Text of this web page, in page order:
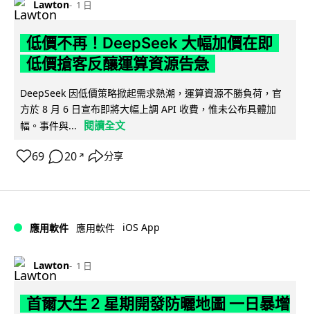
Lawton 1 日
低價不再！DeepSeek 大幅加價在即
低價搶客反釀運算資源告急
DeepSeek 因低價策略掀起需求熱潮，運算資源不勝負荷，官
方於 8 月 6 日宣布即將大幅上調 API 收費，惟未公布具體加
幅。事件與...
閱讀全文
69 20 ↗ 分享
應用軟件 應用軟件 iOS App
Lawton 1 日
首爾大生 2 星期開發防曬地圖 一日暴增